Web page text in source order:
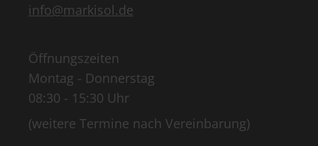
info@markisol.de
Öffnungszeiten
Montag - Donnerstag
08:30 - 15:30 Uhr
(weitere Termine nach Vereinbarung)